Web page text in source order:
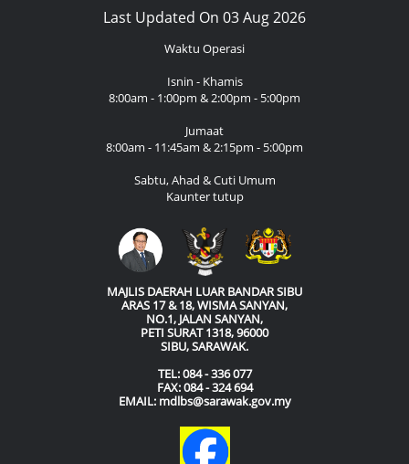
Last Updated On 03 Aug 2026
Waktu Operasi
Isnin - Khamis
8:00am - 1:00pm & 2:00pm - 5:00pm
Jumaat
8:00am - 11:45am & 2:15pm - 5:00pm
Sabtu, Ahad & Cuti Umum
Kaunter tutup
MAJLIS DAERAH LUAR BANDAR SIBU
ARAS 17 & 18, WISMA SANYAN,
NO.1, JALAN SANYAN,
PETI SURAT 1318, 96000
SIBU, SARAWAK.
TEL: 084 - 336 077
FAX: 084 - 324 694
EMAIL: mdlbs@sarawak.gov.my